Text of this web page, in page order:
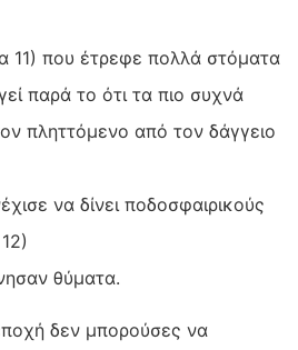
11) που έτρεφε πολλά στόματα
παρά το ότι τα πιο συχνά
πληττόμενο από τον δάγγειο
να δίνει ποδοσφαιρικούς
θύματα.
δεν μπορούσες να